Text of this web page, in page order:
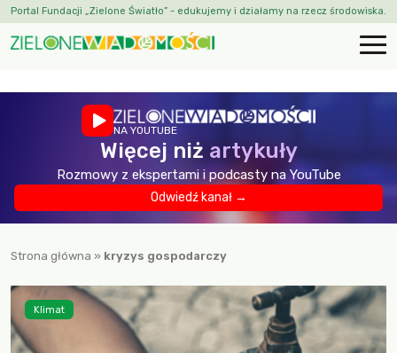
Portal Fundacji „Zielone Światło” - edukujemy i działamy na rzecz środowiska.
NA YOUTUBE
Więcej niż artykuły
Rozmowy z ekspertami i podcasty na YouTube
Odwiedź kanał →
Strona główna » kryzys gospodarczy
Klimat